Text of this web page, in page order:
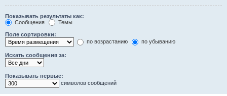
Показывать результаты как:
Сообщения
Темы
Поле сортировки:
по возрастанию
по убыванию
Искать сообщения за:
Показывать первые:
символов сообщений